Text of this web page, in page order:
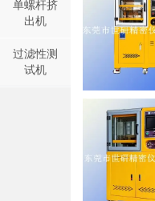
单螺杆挤
出机
过滤性测
试机